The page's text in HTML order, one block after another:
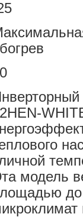
модель
до